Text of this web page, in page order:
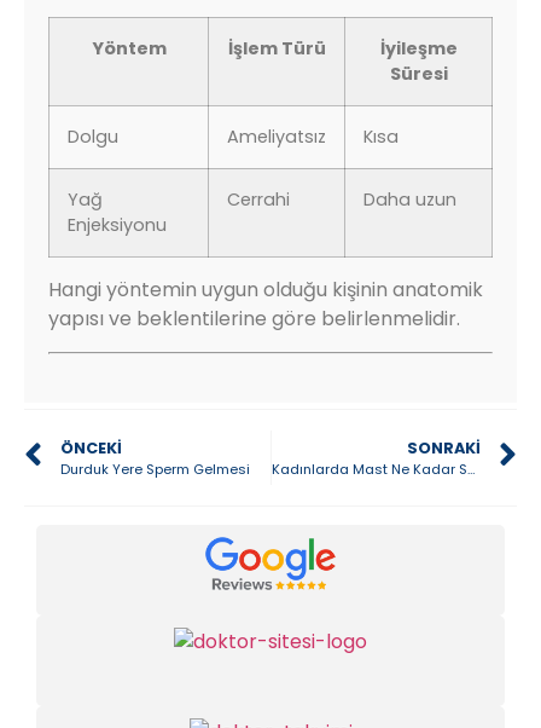
Yöntem İşlem Türü
İyileşme
Süresi
Dolgu Ameliyatsız Kısa
Yağ
Enjeksiyonu
Cerrahi Daha uzun
Hangi yöntemin uygun olduğu kişinin anatomik
yapısı ve beklentilerine göre belirlenmelidir.
ÖNCEKI
Durduk Yere Sperm Gelmesi
SONRAKI
Kadınlarda Mast Ne Kadar Sürer?